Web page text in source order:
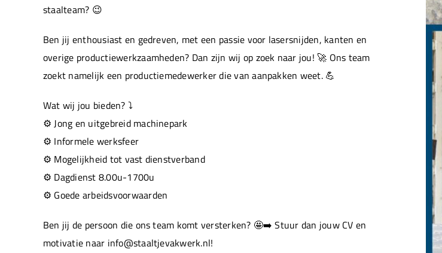
staalteam? 😉
Ben jij enthousiast en gedreven, met een passie voor lasersnijden, kanten en
overige productiewerkzaamheden? Dan zijn wij op zoek naar jou! 🚀 Ons team
zoekt namelijk een productiemedewerker die van aanpakken weet. 💪
Wat wij jou bieden? ⤵️
⚙️ Jong en uitgebreid machinepark
⚙️ Informele werksfeer
⚙️ Mogelijkheid tot vast dienstverband
⚙️ Dagdienst 8.00u-1700u
⚙️ Goede arbeidsvoorwaarden
Ben jij de persoon die ons team komt versterken? 🤩➡️ Stuur dan jouw CV en
motivatie naar info@staaltjevakwerk.nl!